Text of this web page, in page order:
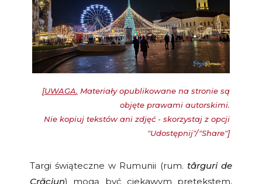
[UWAGA. Materiały opublikowane na stronie są
objęte prawami autorskimi.
Nie kopiuj tekstów ani zdjęć - skorzystaj z opcji
"Udostępnij"/"Share"]
Targi świąteczne w Rumunii (rum. târguri de
Crăciun) mogą być ciekawym pretekstem,